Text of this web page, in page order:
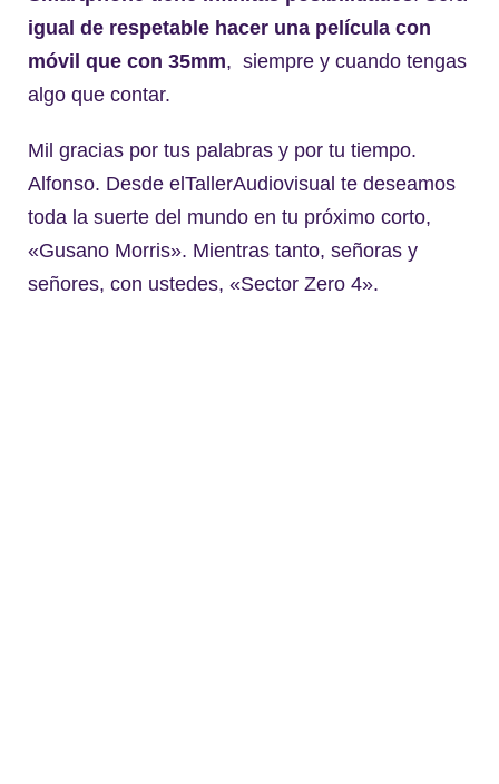
igual de respetable hacer una película con
móvil que con 35mm, siempre y cuando tengas
algo que contar.
Mil gracias por tus palabras y por tu tiempo.
Alfonso. Desde elTallerAudiovisual te deseamos
toda la suerte del mundo en tu próximo corto,
«Gusano Morris». Mientras tanto, señoras y
señores, con ustedes, «Sector Zero 4».